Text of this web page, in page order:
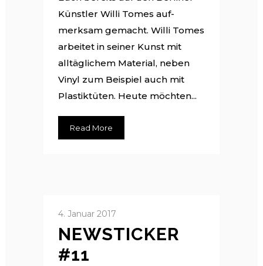
Künstler Willi Tomes auf­
merksam gemacht. Willi Tomes
arbeitet in seiner Kunst mit
alltäglichem Material, neben
Vinyl zum Beispiel auch mit
Plastik­tüten. Heute möchten...
Read More
4. Januar 2017
NEWSTICKER
#11